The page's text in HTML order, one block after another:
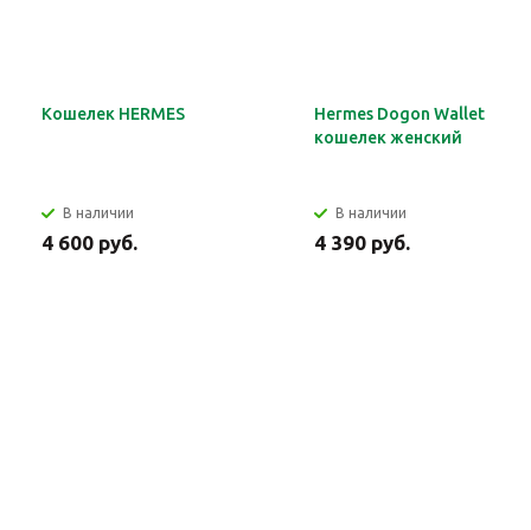
Кошелек HERMES
В наличии
4 600 руб.
Hermes Dogon Wallet
кошелек женский
В наличии
4 390 руб.